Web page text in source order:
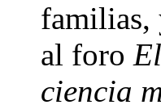
familias,
al foro
ciencia